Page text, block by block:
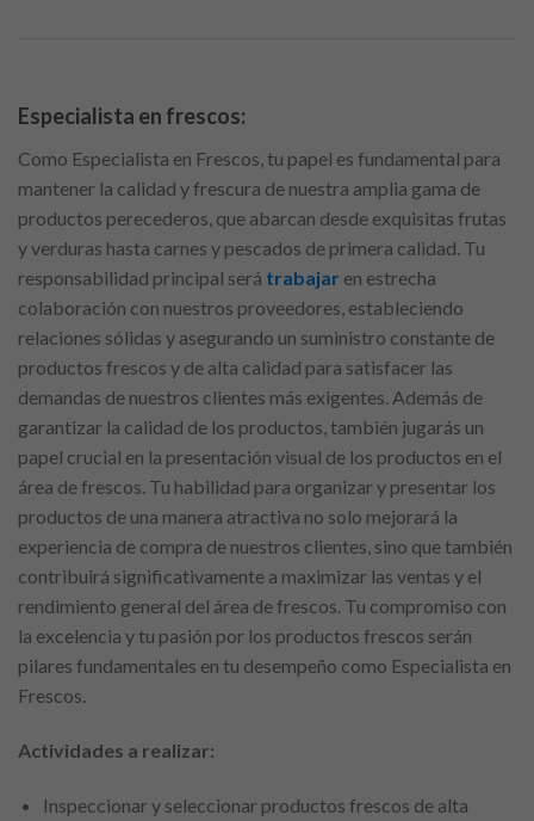
Especialista en frescos:
Como Especialista en Frescos, tu papel es fundamental para
mantener la calidad y frescura de nuestra amplia gama de
productos perecederos, que abarcan desde exquisitas frutas
y verduras hasta carnes y pescados de primera calidad. Tu
responsabilidad principal será trabajar en estrecha
colaboración con nuestros proveedores, estableciendo
relaciones sólidas y asegurando un suministro constante de
productos frescos y de alta calidad para satisfacer las
demandas de nuestros clientes más exigentes. Además de
garantizar la calidad de los productos, también jugarás un
papel crucial en la presentación visual de los productos en el
área de frescos. Tu habilidad para organizar y presentar los
productos de una manera atractiva no solo mejorará la
experiencia de compra de nuestros clientes, sino que también
contribuirá significativamente a maximizar las ventas y el
rendimiento general del área de frescos. Tu compromiso con
la excelencia y tu pasión por los productos frescos serán
pilares fundamentales en tu desempeño como Especialista en
Frescos.
Actividades a realizar:
Inspeccionar y seleccionar productos frescos de alta